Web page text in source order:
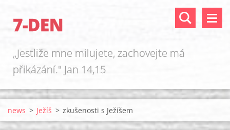
7-DEN
„Jestliže mne milujete, zachovejte má
přikázání." Jan 14,15
news > Ježíš > zkušenosti s Ježíšem